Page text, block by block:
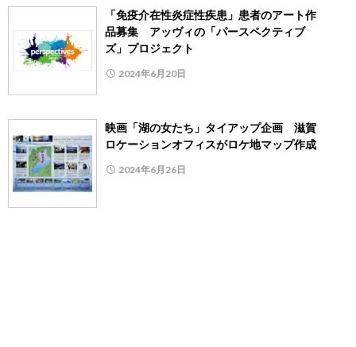
「免疫介在性炎症性疾患」患者のアート作
品募集 アッヴィの「パースペクティブ
ズ」プロジェクト
2024年6月20日
映画「湖の女たち」タイアップ企画 滋賀
ロケーションオフィスがロケ地マップ作成
2024年6月26日